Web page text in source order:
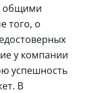
общими
того, о
у компании
успешность
В